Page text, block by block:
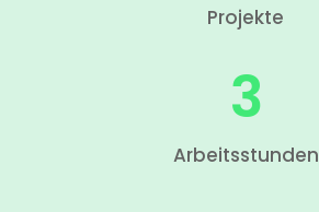
Projekte
Arbeitsstunden
3